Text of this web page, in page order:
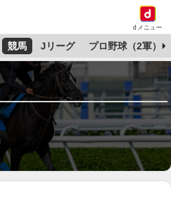
dメニュー
競馬 Jリーグ プロ野球（2軍）